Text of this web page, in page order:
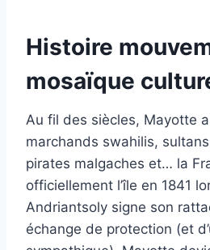
Histoire
mosaïque
Au fil des siècles, Mayotte
marchands swahilis,
pirates malgaches et… la
officiellement l’île en 1841
Andriantsoly signe son
échange de protection (et